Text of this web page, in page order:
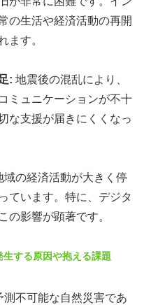
の生活や経済活動の再開
ます。
: 地震後の混乱により、
ミュニケーションが不十
な支援が届きにくくなっ
域の経済活動が大きく停
ています。特に、デジタ
の影響が顕著です。
生する原因や抱える課題
測不可能な自然災害であ